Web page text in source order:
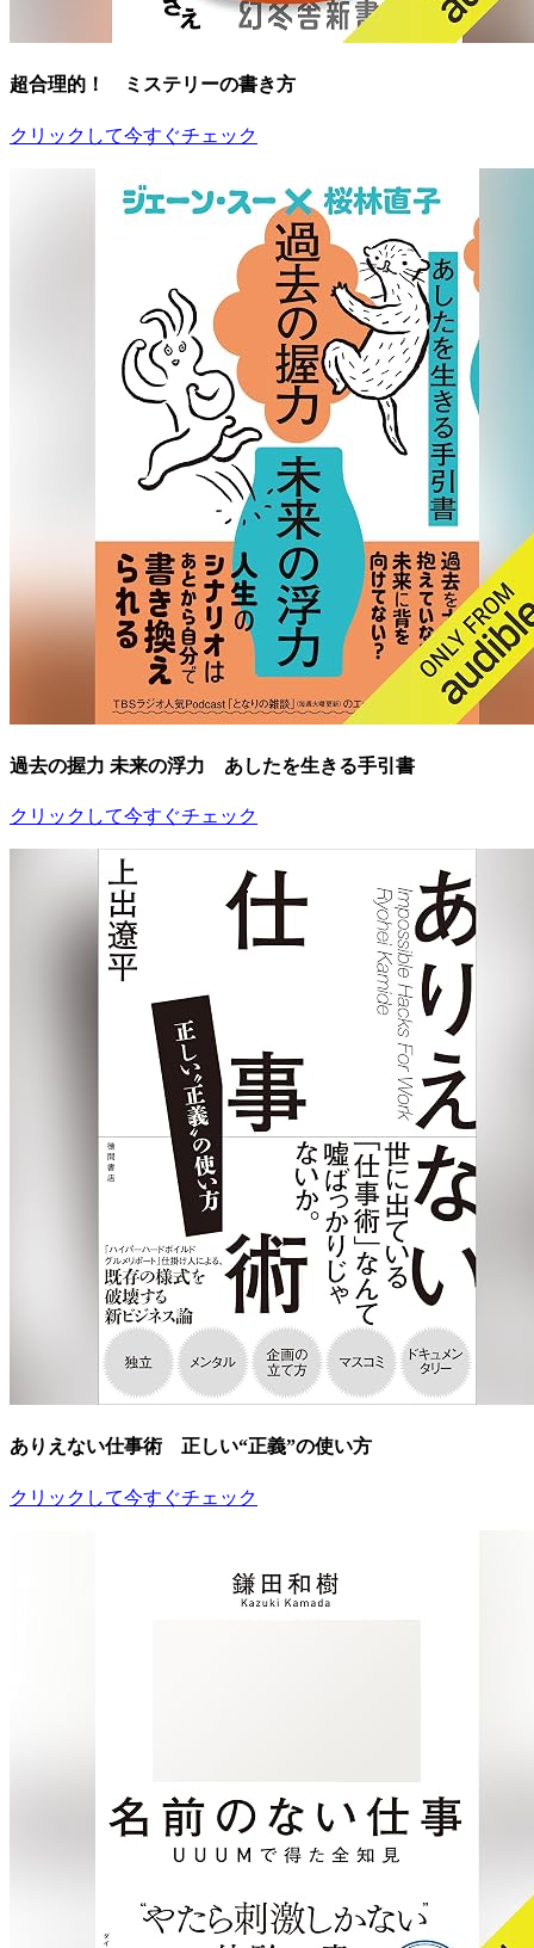
超合理的！ ミステリーの書き方
クリックして今すぐチェック
過去の握力 未来の浮力 あしたを生きる手引書
クリックして今すぐチェック
ありえない仕事術 正しい“正義”の使い方
クリックして今すぐチェック